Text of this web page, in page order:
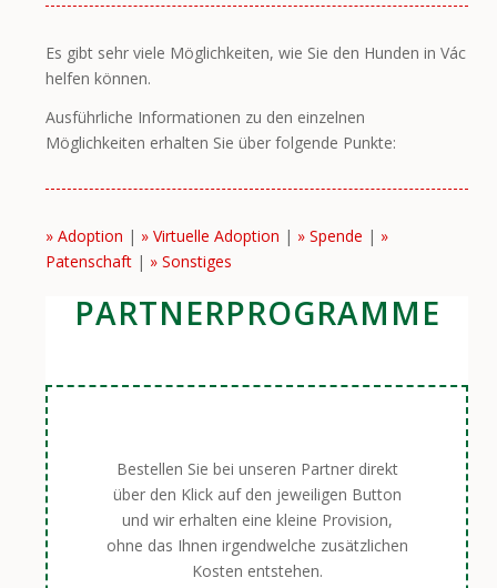
Es gibt sehr viele Möglichkeiten, wie Sie den Hunden in Vác
helfen können.
Ausführliche Informationen zu den einzelnen
Möglichkeiten erhalten Sie über folgende Punkte:
» Adoption | » Virtuelle Adoption | » Spende | »
Patenschaft | » Sonstiges
PARTNERPROGRAMME
Bestellen Sie bei unseren Partner direkt
über den Klick auf den jeweiligen Button
und wir erhalten eine kleine Provision,
ohne das Ihnen irgendwelche zusätzlichen
Kosten entstehen.